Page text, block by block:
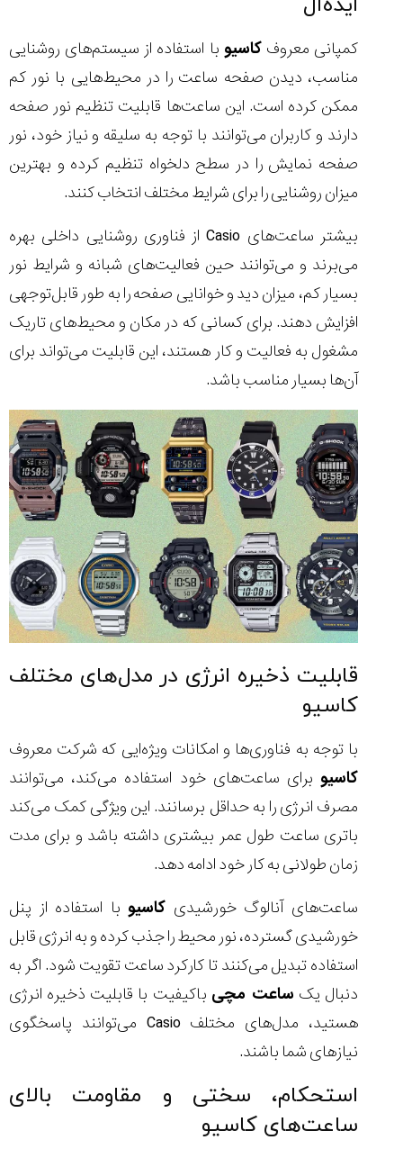
کمپانی معروفکاسیو با استفاده از سیستم‌های روشنایی
مناسب، دیدن صفحه ساعت را در محیط‌هایی با نور کم
ممکن کرده است. این ساعت‌ها قابلیت تنظیم نور صفحه
دارند و کاربران می‌توانند با توجه به سلیقه و نیاز خود، نور
صفحه نمایش را در سطح دلخواه تنظیم کرده و بهترین
میزان روشنایی را برای شرایط مختلف انتخاب کنند.
بیشتر ساعت‌های Casio از فناوری روشنایی داخلی بهره
می‌برند و می‌توانند حین فعالیت‌های شبانه و شرایط نور
بسیار کم، میزان دید و خوانایی صفحه را به ‌طور قابل‌توجهی
افزایش دهند. برای کسانی که در مکان و محیط‌های تاریک
مشغول به فعالیت و کار هستند، این قابلیت می‌تواند برای
آن‌ها بسیار مناسب باشد.
قابلیت ذخیره انرژی در مدل‌های مختلف
کاسیو
با توجه به فناوری‌ها و امکانات ویژه‌ایی که شرکت معروف
کاسیو برای ساعت‌های خود استفاده می‌کند، می‌توانند
مصرف انرژی را به حداقل برسانند. این ویژگی کمک می‌کند
باتری ساعت‌ طول عمر بیشتری داشته باشد و برای مدت
زمان طولانی به کار خود ادامه دهد.
ساعت‌های آنالوگ خورشیدی کاسیو با استفاده از پنل
خورشیدی گسترده، نور محیط را جذب کرده و به انرژی قابل
استفاده تبدیل می‌کنند تا کارکرد ساعت تقویت شود. اگر به
دنبال یک ساعت مچی باکیفیت با قابلیت ذخیره انرژی
هستید، مدل‌های مختلف Casio می‌توانند پاسخگوی
نیازهای شما باشند.
استحکام، سختی و مقاومت بالای
ساعت‌های کاسیو